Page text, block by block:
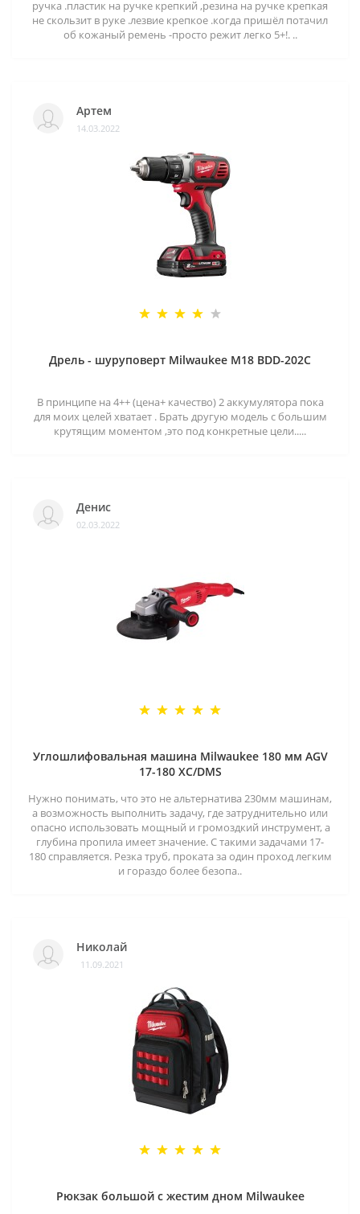
ручка .пластик на ручке крепкий ,резина на ручке крепкая
не скользит в руке .лезвие крепкое .когда пришёл потачил
об кожаный ремень -просто режит легко 5+!. ..
Артем
14.03.2022
Дрель - шуруповерт Milwaukee M18 BDD-202C
В принципе на 4++ (цена+ качество) 2 аккумулятора пока
для моих целей хватает . Брать другую модель с большим
крутящим моментом ,это под конкретные цели.....
Денис
02.03.2022
Углошлифовальная машина Milwaukee 180 мм AGV
17-180 XC/DMS
Нужно понимать, что это не альтернатива 230мм машинам,
а возможность выполнить задачу, где затруднительно или
опасно использовать мощный и громоздкий инструмент, а
глубина пропила имеет значение. С такими задачами 17-
180 справляется. Резка труб, проката за один проход легким
и гораздо более безопа..
Николай
11.09.2021
Рюкзак большой с жестим дном Milwaukee